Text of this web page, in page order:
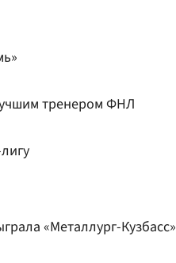
тренером ФНЛ
«Металлург-Кузбасс»